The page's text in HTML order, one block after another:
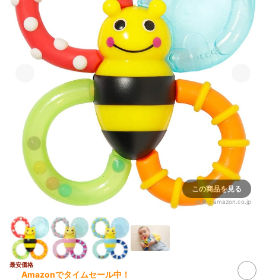
この商品を見る
出典：amazon.co.jp
最安価格
Amazonでタイムセール中！